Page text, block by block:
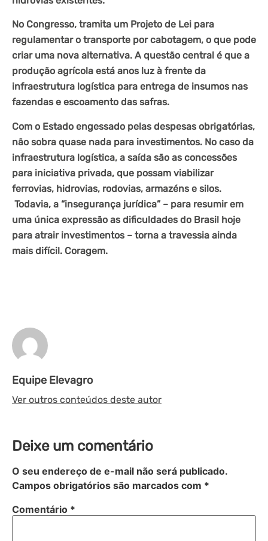
No Congresso, tramita um Projeto de Lei para
regulamentar o transporte por cabotagem, o que pode
criar uma nova alternativa. A questão central é que a
produção agrícola está anos luz à frente da
infraestrutura logística para entrega de insumos nas
fazendas e escoamento das safras.
Com o Estado engessado pelas despesas obrigatórias,
não sobra quase nada para investimentos. No caso da
infraestrutura logística, a saída são as concessões
para iniciativa privada, que possam viabilizar
ferrovias, hidrovias, rodovias, armazéns e silos.
Todavia, a “insegurança jurídica” – para resumir em
uma única expressão as dificuldades do Brasil hoje
para atrair investimentos – torna a travessia ainda
mais difícil. Coragem.
Equipe Elevagro
Ver outros conteúdos deste autor
Deixe um comentário
O seu endereço de e-mail não será publicado.
Campos obrigatórios são marcados com *
Comentário *